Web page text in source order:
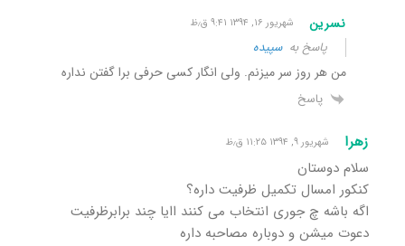
نسرین شهریور ۱۶, ۱۳۹۴ ۹:۴۱ ق٫ظ
پاسخ بهسپیده
من هر روز سر میزنم. ولی انگار کسی حرفی برا گفتن نداره
پاسخ
زهرا شهریور ۹, ۱۳۹۴ ۱۱:۲۵ ق٫ظ
سلام دوستان
کنکور امسال تکمیل ظرفیت داره؟
اگه باشه چ جوری انتخاب می کنند اایا چند برابرظرفیت
دعوت میشن و دوباره مصاحبه داره